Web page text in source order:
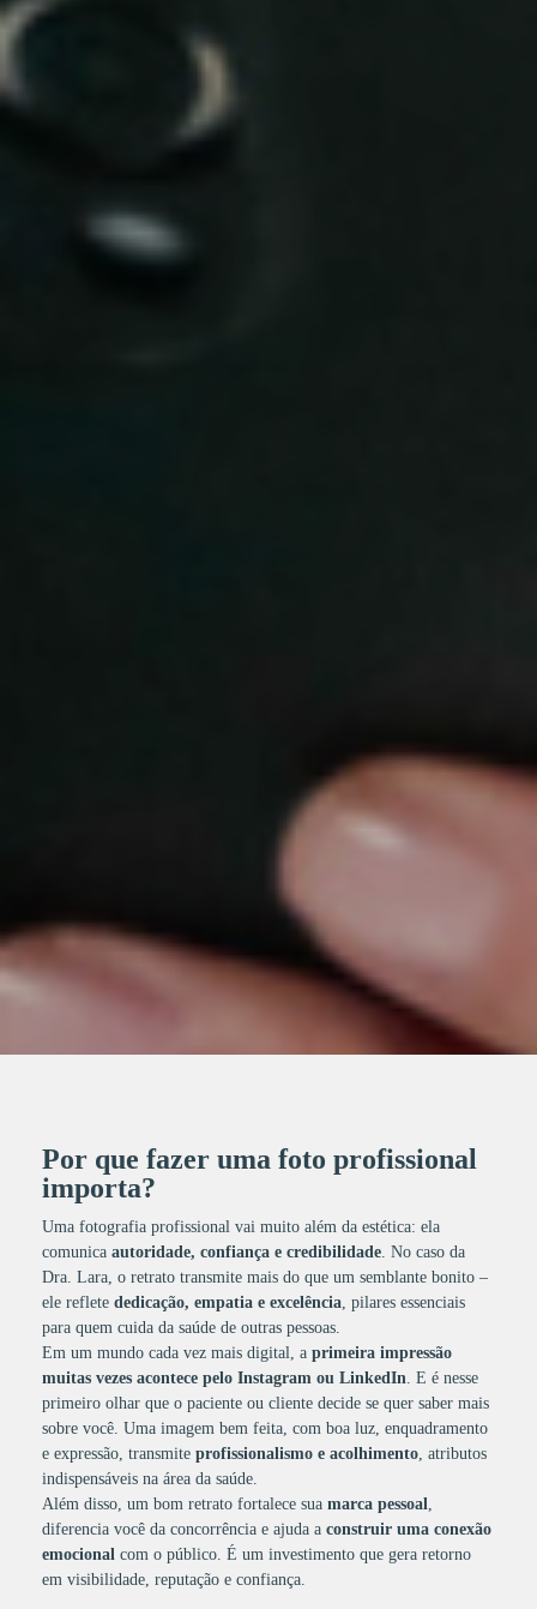
Por que fazer uma foto profissional
importa?
Uma fotografia profissional vai muito além da estética: ela
comunica autoridade, confiança e credibilidade. No caso da
Dra. Lara, o retrato transmite mais do que um semblante bonito –
ele reflete dedicação, empatia e excelência, pilares essenciais
para quem cuida da saúde de outras pessoas.
Em um mundo cada vez mais digital, a primeira impressão
muitas vezes acontece pelo Instagram ou LinkedIn. E é nesse
primeiro olhar que o paciente ou cliente decide se quer saber mais
sobre você. Uma imagem bem feita, com boa luz, enquadramento
e expressão, transmite profissionalismo e acolhimento, atributos
indispensáveis na área da saúde.
Além disso, um bom retrato fortalece sua marca pessoal,
diferencia você da concorrência e ajuda a construir uma conexão
emocional com o público. É um investimento que gera retorno
em visibilidade, reputação e confiança.